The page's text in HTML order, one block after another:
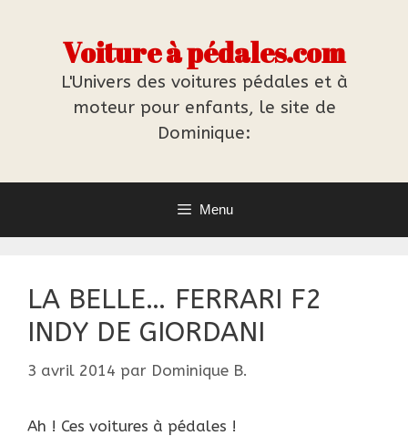
Voiture à pédales.com
L'Univers des voitures pédales et à
moteur pour enfants, le site de
Dominique:
Menu
LA BELLE… FERRARI F2
INDY DE GIORDANI
3 avril 2014 par Dominique B.
Ah ! Ces voitures à pédales !